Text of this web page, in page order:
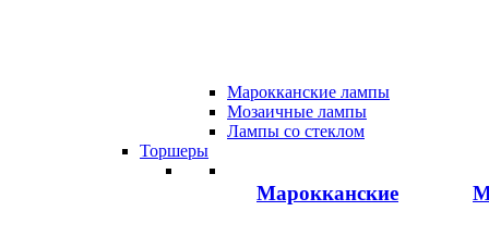
Марокканские лампы
Мозаичные лампы
Лампы со стеклом
Торшеры
Марокканские